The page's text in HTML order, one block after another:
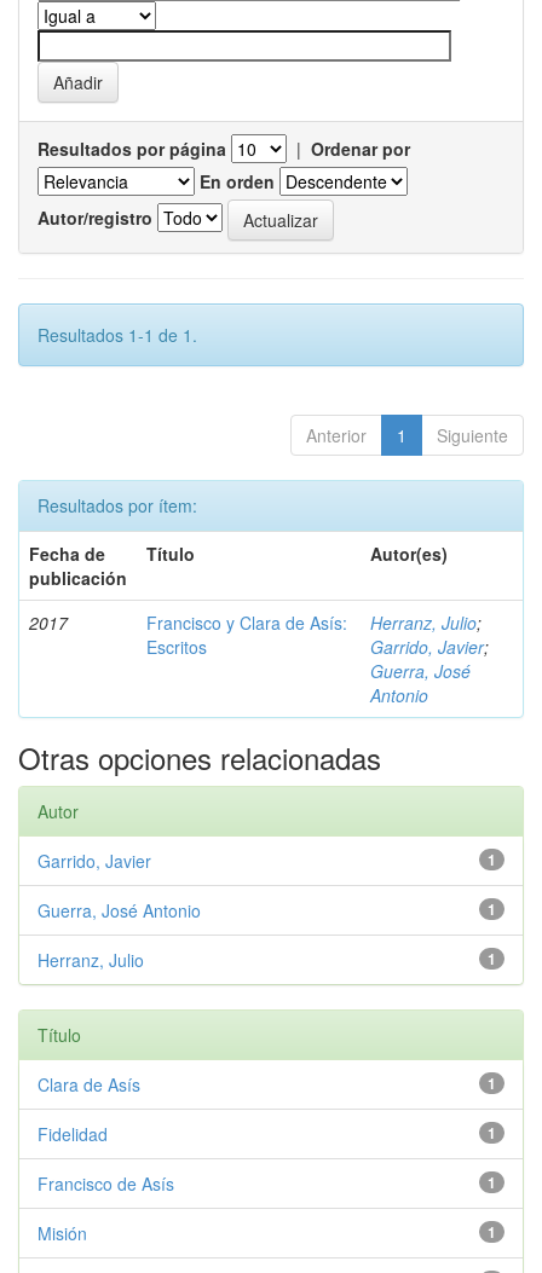
Resultados por página | Ordenar por
En orden
Autor/registro
Resultados 1-1 de 1.
Anterior 1 Siguiente
Resultados por ítem:
Fecha de
publicación
Título Autor(es)
2017
Francisco y Clara de Asís:
Escritos
Herranz, Julio;
Garrido, Javier;
Guerra, José
Antonio
Otras opciones relacionadas
Autor
1
Garrido, Javier
1
Guerra, José Antonio
1
Herranz, Julio
Título
1
Clara de Asís
1
Fidelidad
1
Francisco de Asís
1
Misión